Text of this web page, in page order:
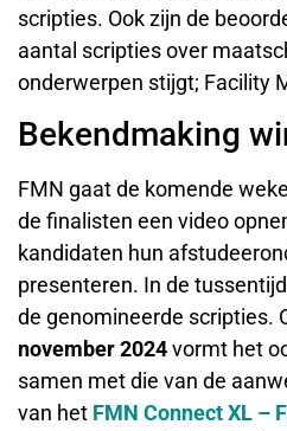
scripties. Ook zijn de
aantal scripties over
onderwerpen stijgt; Facility
Bekendmaking
FMN gaat de komende
de finalisten een video
kandidaten hun
presenteren. In de
de genomineerde scripties.
november 2024vormt het
samen met die van de
van het FMN Connect XL –